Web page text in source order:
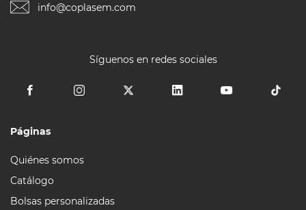
info@coplasem.com
Síguenos en redes sociales
Páginas
Quiénes somos
Catálogo
Bolsas personalizadas